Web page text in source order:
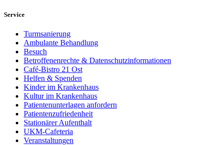
Service
Turmsanierung
Ambulante Behandlung
Besuch
Betroffenenrechte & Datenschutzinformationen
Café-Bistro 21 Ost
Helfen & Spenden
Kinder im Krankenhaus
Kultur im Krankenhaus
Patientenunterlagen anfordern
Patientenzufriedenheit
Stationärer Aufenthalt
UKM-Cafeteria
Veranstaltungen